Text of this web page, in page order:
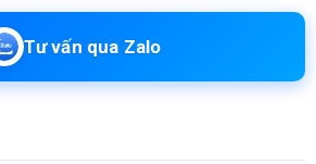
Tư vấn qua Zalo